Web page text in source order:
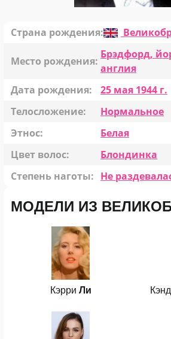
Страна рождения:
Место рождения:
Брэдфорд,
англия
Дата рождения:
25 мая 1944 г.
Телосложение:
Нормальное
Этнос:
Белая
Цвет волос:
Блондинка
Степень наготы: Не
МОДЕЛИ ИЗ
Кэрри Ли